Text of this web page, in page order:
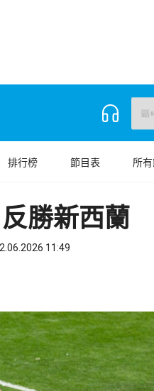
排行榜 節目表 所有
勝新西蘭
11:49